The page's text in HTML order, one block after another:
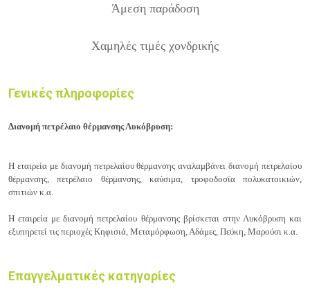
Άμεση παράδοση
Χαμηλές τιμές χονδρικής
Γενικές πληροφορίες
Διανομή πετρέλαιο θέρμανσης Λυκόβρυση:
Η εταιρεία με διανομή πετρελαίου θέρμανσης αναλαμβάνει διανομή πετρελαίου
θέρμανσης, πετρέλαιο θέρμανσης, καύσιμα, τροφοδοσία πολυκατοικιών,
σπιτιών κ.α.
Η εταιρεία με διανομή πετρελαίου θέρμανσηςβρίσκεται στην Λυκόβρυση και
εξυπηρετεί τις περιοχές Κηφισιά, Μεταμόρφωση, Αδάμες, Πεύκη, Μαρούσι κ.α.
Επαγγελματικές κατηγορίες